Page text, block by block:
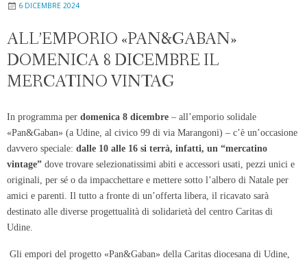
6 DICEMBRE 2024
ALL’EMPORIO «PAN&GABAN»
DOMENICA 8 DICEMBRE IL
MERCATINO VINTAG
In programma per domenica 8 dicembre – all’emporio solidale
«Pan&Gaban» (a Udine, al civico 99 di via Marangoni) – c’è un’occasione
davvero speciale: dalle 10 alle 16 si terrà, infatti, un “mercatino
vintage” dove trovare selezionatissimi abiti e accessori usati, pezzi unici e
originali, per sé o da impacchettare e mettere sotto l’albero di Natale per
amici e parenti. Il tutto a fronte di un’offerta libera, il ricavato sarà
destinato alle diverse progettualità di solidarietà del centro Caritas di
Udine.
Gli empori del progetto «Pan&Gaban» della Caritas diocesana di Udine,